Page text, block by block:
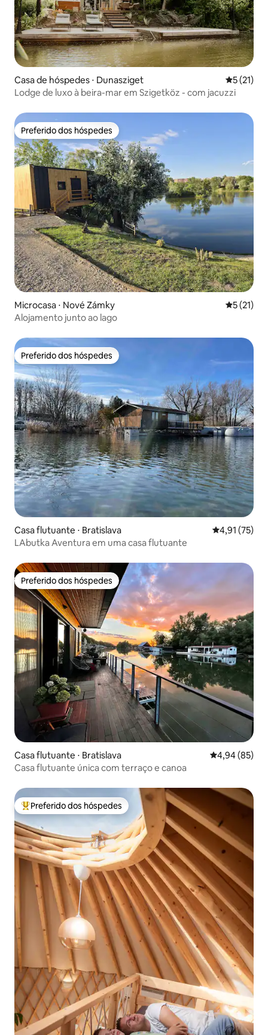
Casa de hóspedes ⋅ Dunasziget 5 de uma
5 (21)
Lodge de luxo à beira-mar em Szigetköz - com jacuzzi
Preferido dos hóspedes
Preferido dos hóspedes
Microcasa ⋅ Nové Zámky 5 de uma
5 (21)
Alojamento junto ao lago
Preferido dos hóspedes
Preferido dos hóspedes
Casa flutuante ⋅ Bratislava 4,91 de uma
4,91 (75)
LAbutka Aventura em uma casa flutuante
Preferido dos hóspedes
Preferido dos hóspedes
Casa flutuante ⋅ Bratislava 4,94 de uma
4,94 (85)
Casa flutuante única com terraço e canoa
Entre os melhores preferidos dos hóspedes
Preferido dos hóspedes